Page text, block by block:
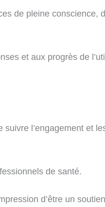
de pleine conscience,
et aux progrès de
l’engagement et
de santé.
d’être un